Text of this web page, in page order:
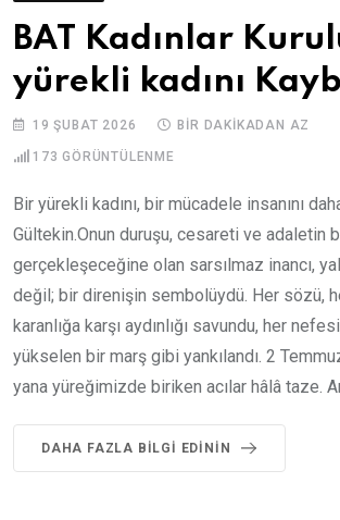
BAT Kadınlar
yürekli kadını
19 ŞUBAT 2026 BIR DAKIKADAN AZ
173 GÖRÜNTÜLENME
Bir yürekli kadını, bir mücadele insanını
Gültekin.Onun duruşu, cesareti ve adaletin
gerçekleşeceğine olan sarsılmaz inancı,
değil; bir direnişin sembolüydü. Her sözü,
karanlığa karşı aydınlığı savundu, her
yükselen bir marş gibi yankılandı. 2
yana yüreğimizde biriken acılar hâlâ taze.
DAHA FAZLA BILGI EDININ